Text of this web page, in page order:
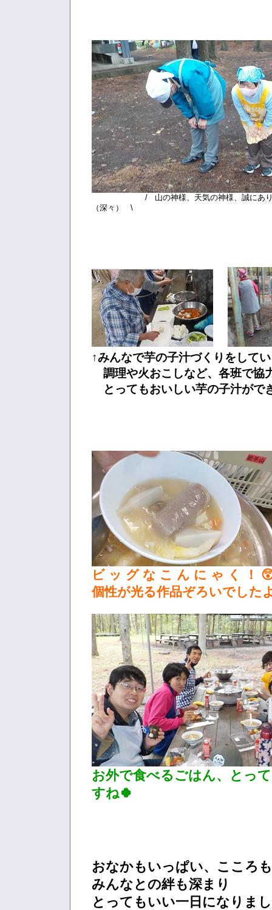
/ 山の神様、天気の神様、誠にあ
（深々） \
↑みんなで芋の子汁づくりをして
調理や火おこしなど、各班で協
とってもおいしい芋の子汁がで
ビ ッ グ な こ ん に ゃ く ！
個性が光る作品ぞろいでした
お外で食べるごはん、とっ
すね🍀
おなかもいっぱい、こころ
みんなとの絆も深まり
とってもいい一日になりま